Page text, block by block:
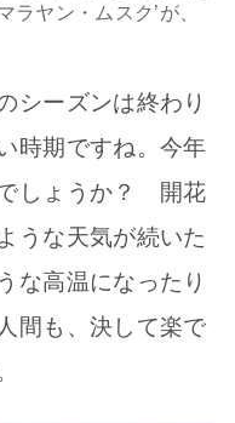
ラヤン・ムスク’が、
シーズンは終わり
時期ですね。今年
しょうか？ 開花
うな天気が続いた
な高温になったり
間も、決して楽で